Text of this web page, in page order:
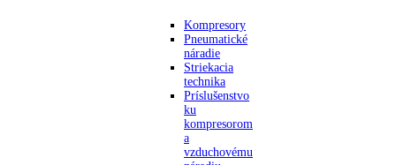
Kompresory
Pneumatické
náradie
Striekacia
technika
Príslušenstvo
ku
kompresorom
a
vzduchovému